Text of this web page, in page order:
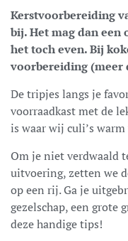
Kerstvoorbereiding
bij. Het mag dan een
het toch even. Bij
voorbereiding (meer
De tripjes langs je
voorraadkast met de
is waar wij culi’s
Om je niet verdwaald
uitvoering, zetten we
op een rij. Ga je
gezelschap, een grote
deze handige tips!